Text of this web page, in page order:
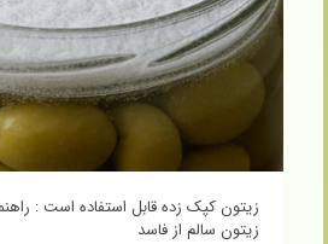
زیتون کپک زده قابل استفاده است :
زیتون سالم از فاسد